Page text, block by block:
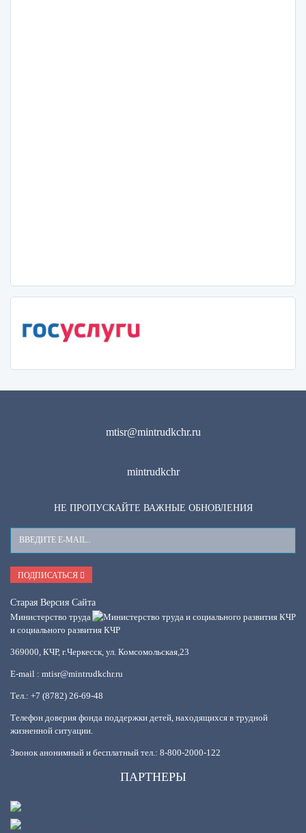
mtisr@mintrudkchr.ru
mintrudkchr
НЕ ПРОПУСКАЙТЕ ВАЖНЫЕ ОБНОВЛЕНИЯ
Ваш
E-
Mail
ПОДПИСАТЬСЯ
Старая Версия Сайта
Министерство труда
и социального развития КЧР
369000, КЧР, г.Черкесск, ул. Комсомольская,23
E-mail : mtisr@mintrudkchr.ru
Тел.: +7 (8782) 26-69-48
Телефон доверия фонда поддержки детей, находящихся в трудной
жизненной ситуации.
Звонок анонимный и бесплатный тел.: 8-800-2000-122
ПАРТНЕРЫ